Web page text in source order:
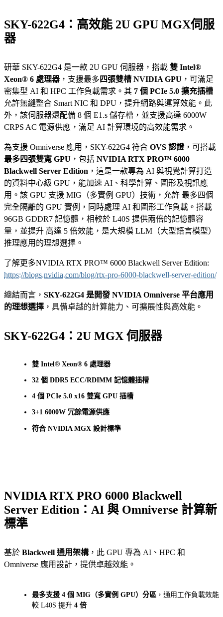
SKY-622G4：高效能 2U GPU MGX伺服
器
研華 SKY-622G4 是一款 2U GPU 伺服器，搭載 雙 Intel®
Xeon® 6 處理器 ，支援最多 四張雙槽 NVIDIA GPU ，可滿足
密集型 AI 和 HPC 工作負載需求。其 7 個 PCIe 5.0 擴充插槽
允許無縫整合 Smart NIC 和 DPU，提升網路與運算效能。此
外，該伺服器還配備 8 個 E1.s 儲存槽，並支援高達 6000W
CRPS AC 電源供應，滿足 AI 計算環境的高效能需求。
為支援 Omniverse 應用，SKY-622G4 符合 OVS 認證，可搭載
最多四張雙寬 GPU ，包括 NVIDIA RTX PRO™ 6000
Blackwell Server Edition ，這是一款專為 AI 與視覺計算打造
的資料中心級 GPU，能加速 AI、科學計算、圖形及視訊應
用。該 GPU 支援 MIG（多實例 GPU）技術，允許 最多四個
完全隔離的 GPU 實例，同時處理 AI 和圖形工作負載。搭載
96GB GDDR7 記憶體，相較於 L40S 提供兩倍的記憶體容
量，並提升 高達 5 倍效能，是大規模 LLM（大型語言模型）
推理應用的理想選擇。
了解更多NVIDIA RTX PRO™ 6000 Blackwell Server Edition:
https://blogs.nvidia.com/blog/rtx-pro-6000-blackwell-server-edition/
總結而言， SKY-622G4 是開發 NVIDIA Omniverse 平台應用
的理想選擇 ，具備卓越的計算能力、可擴展性與高效能。
SKY-622G4：2U MGX 伺服器
雙 Intel® Xeon® 6 處理器
32 個 DDR5 ECC/RDIMM 記憶體插槽
4 個 PCIe 5.0 x16 雙寬 GPU 插槽
3+1 6000W 冗餘電源供應
符合 NVIDIA MGX 設計標準
NVIDIA RTX PRO 6000 Blackwell
Server Edition：AI 與 Omniverse 計算新
標準
基於 Blackwell 通用架構，此 GPU 專為 AI、HPC 和
Omniverse 應用設計，提供卓越效能。
最多支援 4 個 MIG（多實例 GPU）分區 ，通用工作負載效能
較 L40S 提升 4 倍